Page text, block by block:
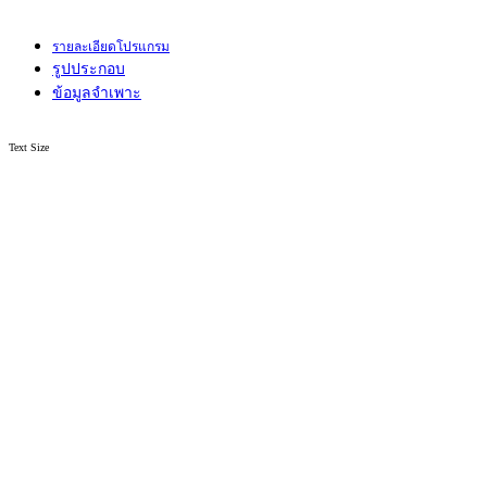
รายละเอียดโปรแกรม
รูปประกอบ
ข้อมูลจำเพาะ
Text Size